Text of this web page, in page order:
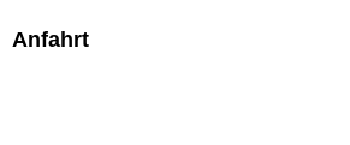
Anfahrt